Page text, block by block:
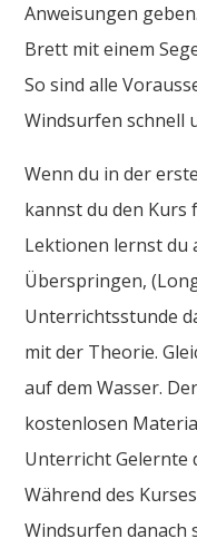
Anweisungen
Brett mit einem
So sind alle
Windsurfen schnell
Wenn du in der
kannst du den Kurs
Lektionen lernst du
Überspringen,
Unterrichtsstunde
mit der Theorie.
auf dem Wasser.
kostenlosen
Unterricht Gelernte
Während des
Windsurfen danach